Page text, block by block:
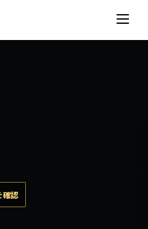
不全｜完全ガイド
確認